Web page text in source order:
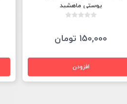
پوستی ماهشید
150,000 تومان